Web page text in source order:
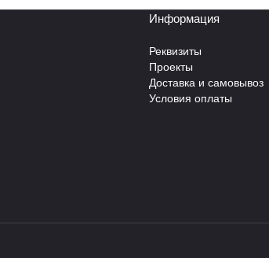
Информация
Реквизиты
Проекты
Доставка и самовывоз
Условия оплаты